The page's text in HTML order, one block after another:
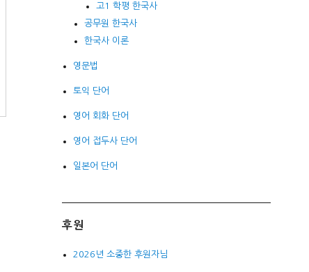
고1 학평 한국사
공무원 한국사
한국사 이론
영문법
토익 단어
영어 회화 단어
영어 접두사 단어
일본어 단어
후원
2026년 소중한 후원자님